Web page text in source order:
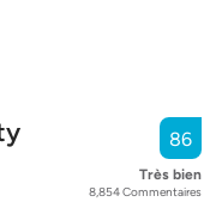
86
Très bien
8,854Commentaires